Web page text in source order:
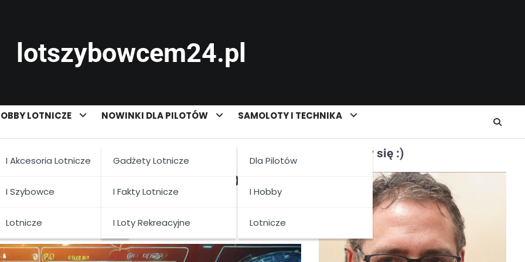
lotszybowcem24.pl
LOTNICZE
I Akcesoria Lotnicze
I Szybowce
Lotnicze
NOWINKI DLA PILOTÓW
Gadżety Lotnicze
I Fakty Lotnicze
I Loty Rekreacyjne
SAMOLOTY I TECHNIKA
Dla Pilotów
I Hobby
Lotnicze
Co Nowego dla Pilotów w
Poznajmy się :)